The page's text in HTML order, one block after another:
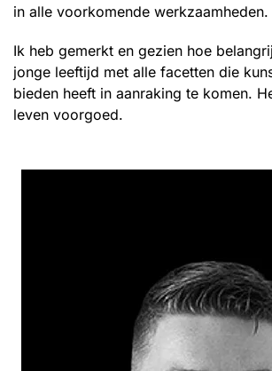
in alle voorkomende werkzaamheden.
Ik heb gemerkt en gezien hoe
jonge leeftijd met alle facetten die
bieden heeft in aanraking te komen.
leven voorgoed.